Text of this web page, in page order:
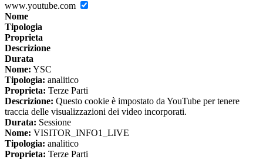
www.youtube.com
Nome
Tipologia
Proprieta
Descrizione
Durata
Nome: YSC
Tipologia: analitico
Proprieta: Terze Parti
Descrizione: Questo cookie è impostato da YouTube per tenere
traccia delle visualizzazioni dei video incorporati.
Durata: Sessione
Nome: VISITOR_INFO1_LIVE
Tipologia: analitico
Proprieta: Terze Parti